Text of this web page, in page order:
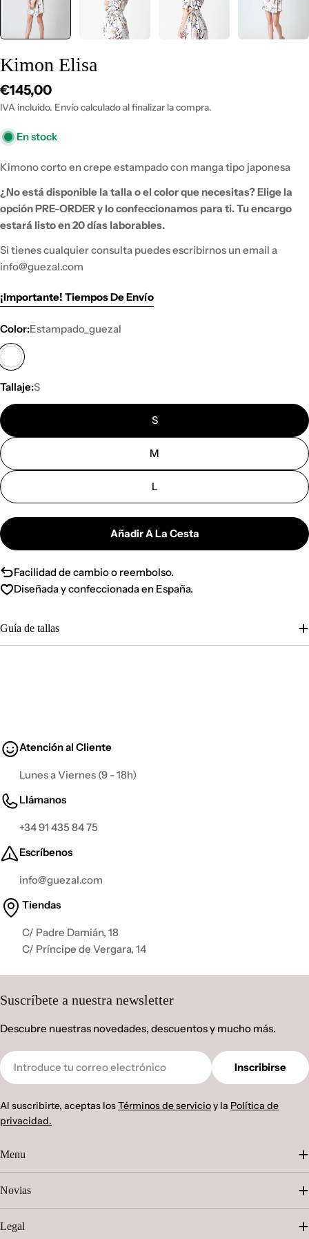
Kimon Elisa
Precio
habitual
€145,00
IVA incluido. Envío calculado al finalizar la compra.
En stock
Kimono corto en crepe estampado con manga tipo japonesa
¿No está disponible la talla o el color que necesitas?Elige la
opción PRE-ORDER y loconfeccionamos para ti. Tu encargo
estará listo en 20 días laborables.
Si tienescualquier consulta puedes escribirnos un email a
info@guezal.com
¡Importante! Tiempos De Envío
Color:Estampado_guezal
Tallaje:S
S
M
L
Añadir A La Cesta
Facilidad de cambio o reembolso.
Diseñada y confeccionada en España.
Guía de tallas
Atención al Cliente
Lunes a Viernes (9 - 18h)
Llámanos
+34 91 435 84 75
Escríbenos
info@guezal.com
Tiendas
C/ Padre Damián, 18
C/ Príncipe de Vergara, 14
Suscríbete a nuestra newsletter
Descubre nuestras novedades, descuentos y mucho más.
Correo
electrónico
Inscribirse
Al suscribirte, aceptas losTérminos de servicioy la Política de
privacidad.
Menu
Novias
Legal